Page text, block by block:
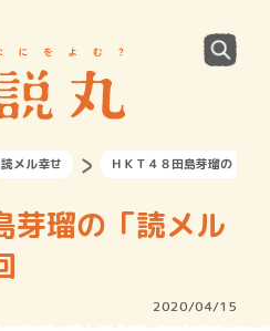
読メル幸せ ＨＫＴ４８田島芽瑠の「読
芽瑠の「読メル
2020/04/15